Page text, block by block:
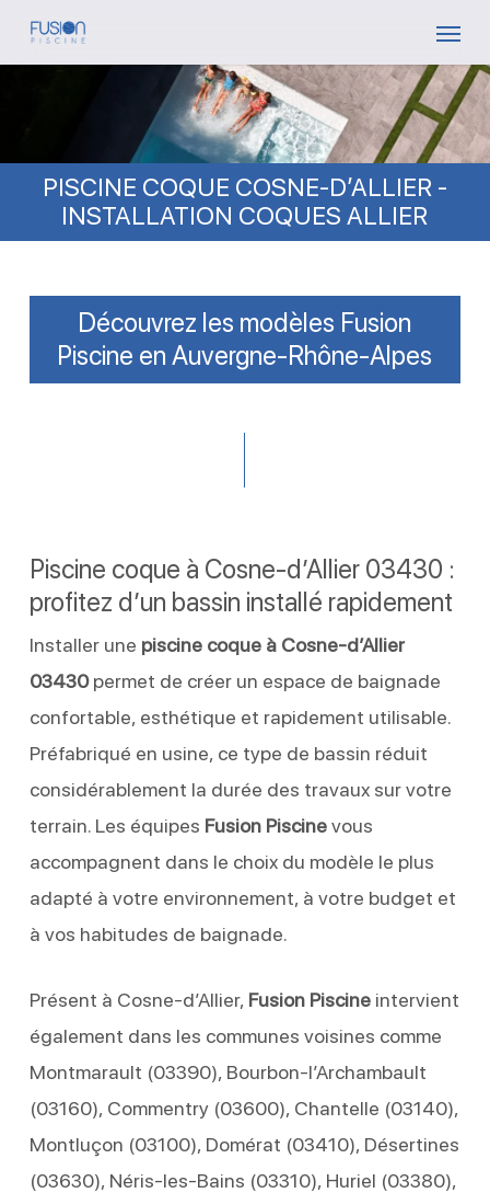
Skip
PISCINE COQUE COSNE-D’ALLIER -
INSTALLATION COQUES ALLIER
Découvrez les modèles Fusion
Piscine en Auvergne-Rhône-Alpes
Piscine coque à Cosne-d’Allier 03430 :
profitez d’un bassin installé rapidement
Installer une piscine coque à Cosne-d’Allier
03430permet de créer un espace de baignade
confortable, esthétique et rapidement utilisable.
Préfabriqué en usine, ce type de bassin réduit
considérablement la durée des travaux sur votre
terrain. Les équipes Fusion Piscinevous
accompagnent dans le choix du modèle le plus
adapté à votre environnement, à votre budget et
à vos habitudes de baignade.
Présent à Cosne-d’Allier, Fusion Piscineintervient
également dans les communes voisines comme
Montmarault (03390), Bourbon-l’Archambault
(03160), Commentry (03600), Chantelle (03140),
Montluçon (03100), Domérat (03410), Désertines
(03630), Néris-les-Bains (03310), Huriel (03380),